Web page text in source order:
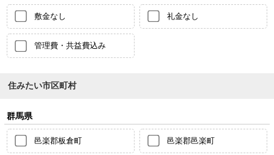
敷金なし 礼金なし
管理費・共益費込み
住みたい市区町村
群馬県
邑楽郡板倉町 邑楽郡邑楽町